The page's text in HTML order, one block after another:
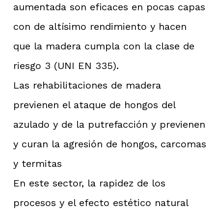
aumentada son eficaces en pocas capas
con de altísimo rendimiento y hacen
que la madera cumpla con la clase de
riesgo 3 (UNI EN 335).
Las rehabilitaciones de madera
previenen el ataque de hongos del
azulado y de la putrefacción y previenen
y curan la agresión de hongos, carcomas
y termitas
En este sector, la rapidez de los
procesos y el efecto estético natural